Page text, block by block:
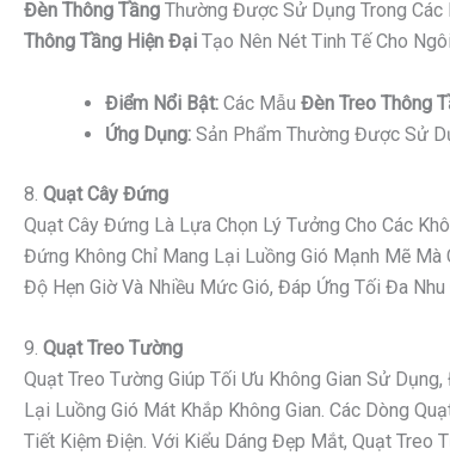
Đèn Thông Tầng Thường Được Sử Dụng Trong Các
Thông Tầng Hiện Đại Tạo Nên Nét Tinh Tế Cho
Điểm Nổi Bật: Các Mẫu Đèn Treo Thông
Ứng Dụng: Sản Phẩm Thường Được Sử
8. Quạt Cây Đứng
Quạt Cây Đứng Là Lựa Chọn Lý Tưởng Cho Các
Đứng Không Chỉ Mang Lại Luồng Gió Mạnh Mẽ Mà
Độ Hẹn Giờ Và Nhiều Mức Gió, Đáp Ứng Tối Đa
9. Quạt Treo Tường
Quạt Treo Tường Giúp Tối Ưu Không Gian Sử
Lại Luồng Gió Mát Khắp Không Gian. Các Dòng
Tiết Kiệm Điện. Với Kiểu Dáng Đẹp Mắt, Quạt Treo